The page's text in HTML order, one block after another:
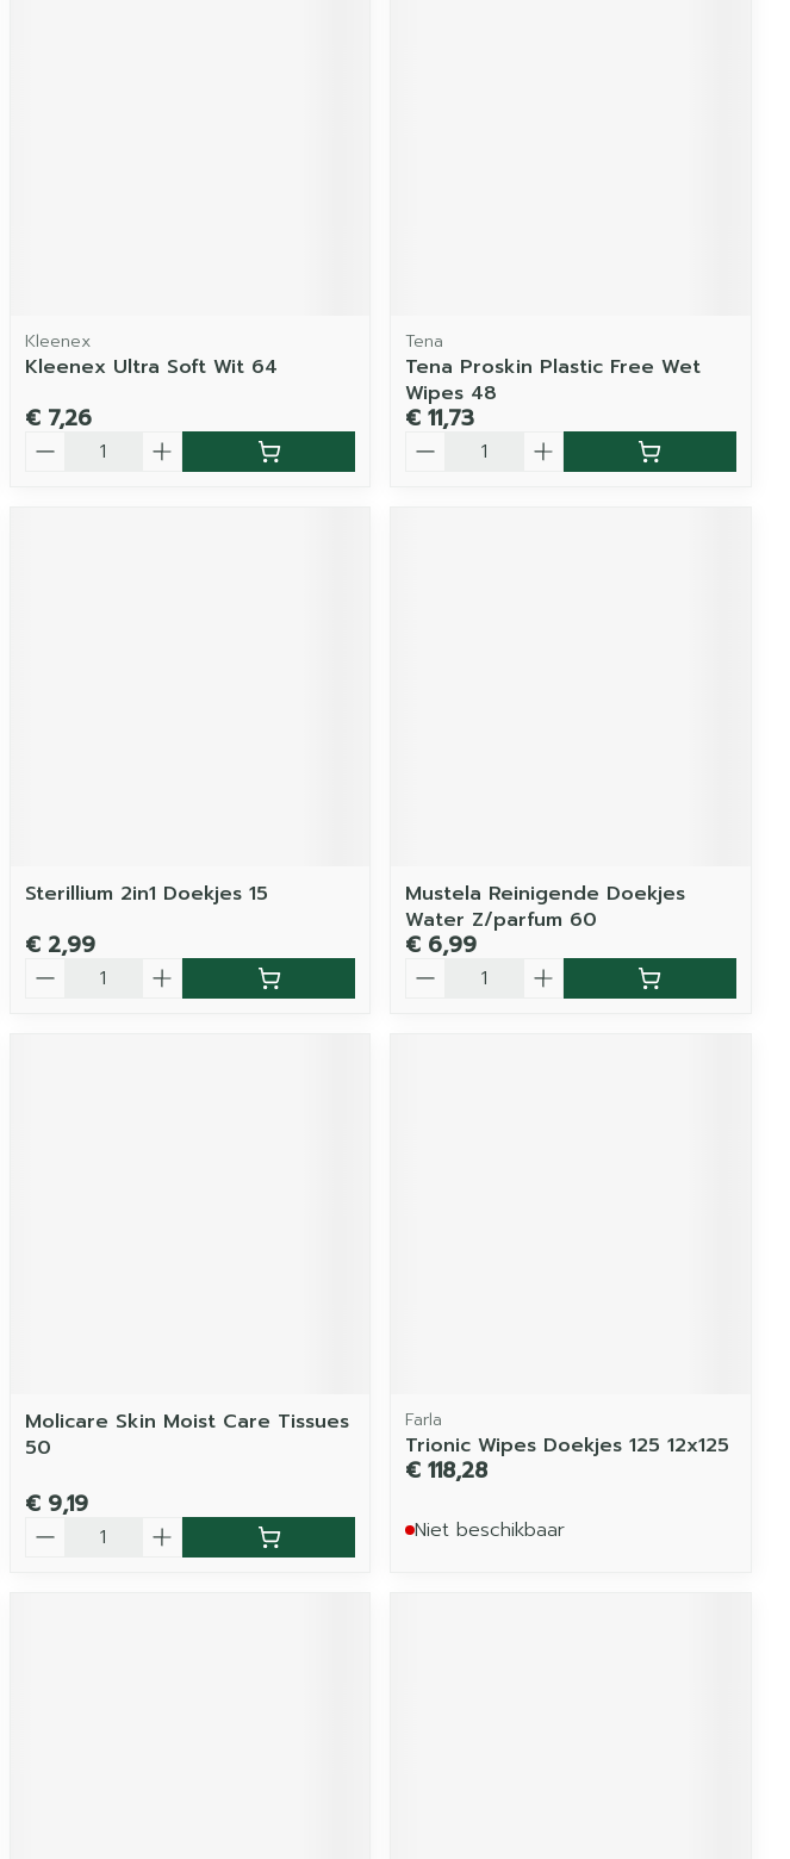
Kleenex
Kleenex Ultra Soft Wit 64
€ 7,26
Tena
Tena Proskin Plastic Free Wet
Wipes 48
€ 11,73
Sterillium 2in1 Doekjes 15
€ 2,99
Mustela Reinigende Doekjes
Water Z/parfum 60
€ 6,99
Molicare Skin Moist Care Tissues
50
€ 9,19
Farla
Trionic Wipes Doekjes 125 12x125
€ 118,28
Niet beschikbaar